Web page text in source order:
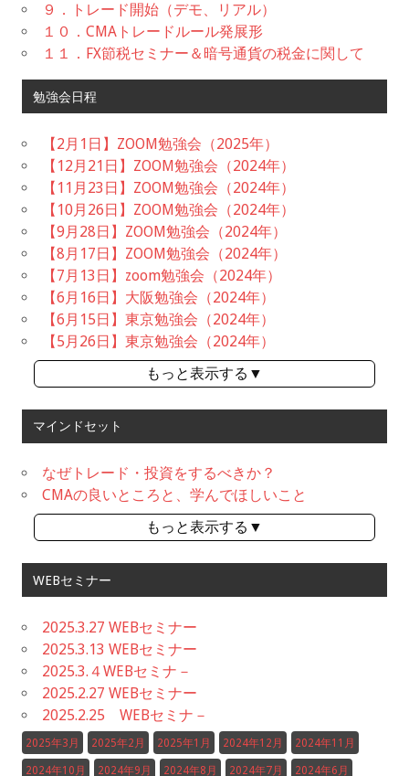
９．トレード開始（デモ、リアル）
１０．CMAトレードルール発展形
１１．FX節税セミナー＆暗号通貨の税金に関して
勉強会日程
【2月1日】ZOOM勉強会（2025年）
【12月21日】ZOOM勉強会（2024年）
【11月23日】ZOOM勉強会（2024年）
【10月26日】ZOOM勉強会（2024年）
【9月28日】ZOOM勉強会（2024年）
【8月17日】ZOOM勉強会（2024年）
【7月13日】zoom勉強会（2024年）
【6月16日】大阪勉強会（2024年）
【6月15日】東京勉強会（2024年）
【5月26日】東京勉強会（2024年）
もっと表示する▼
マインドセット
なぜトレード・投資をするべきか？
CMAの良いところと、学んでほしいこと
もっと表示する▼
WEBセミナー
2025.3.27 WEBセミナー
2025.3.13 WEBセミナー
2025.3.４WEBセミナ－
2025.2.27 WEBセミナー
2025.2.25 WEBセミナ－
2025年3月 2025年2月 2025年1月 2024年12月 2024年11月
2024年10月 2024年9月 2024年8月 2024年7月 2024年6月